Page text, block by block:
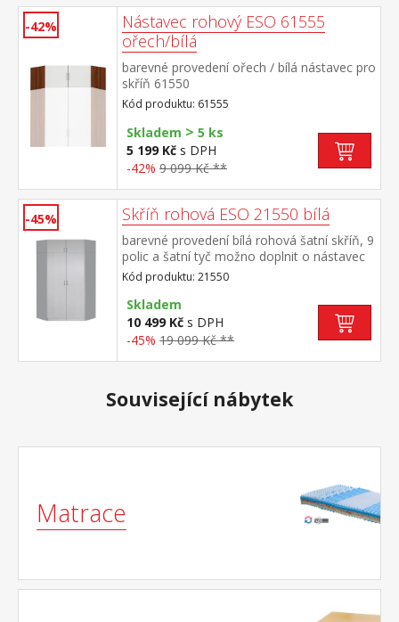
-42%
Nástavec rohový ESO 61555
ořech/bílá
barevné provedení ořech / bílá nástavec pro
skříň 61550
Kód produktu: 61555
Skladem > 5 ks
5 199 Kč s DPH
-42% 9 099 Kč **
-45% Skříň rohová ESO 21550 bílá
barevné provedení bílá rohová šatní skříň, 9
polic a šatní tyč možno doplnit o nástavec
21555
Kód produktu: 21550
Skladem
10 499 Kč s DPH
-45% 19 099 Kč **
Související nábytek
Matrace